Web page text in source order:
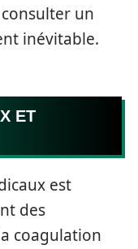
un
inévitable.
ET
est
des
coagulation